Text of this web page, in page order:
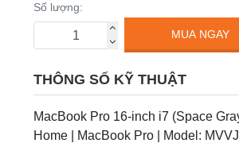
Số lượng:
MUA NGAY
THÔNG SỐ KỸ THUẬT
MacBook Pro 16-inch i7 (Space
Home | MacBook Pro | Model: